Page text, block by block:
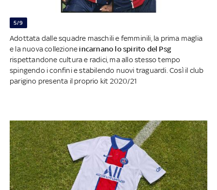
5/9
Adottata dalle squadre maschili e femminili, la prima maglia
e la nuova collezione incarnano lo spirito del Psg
rispettandone cultura e radici, ma allo stesso tempo
spingendo i confini e stabilendo nuovi traguardi. Così il club
parigino presenta il proprio kit 2020/21